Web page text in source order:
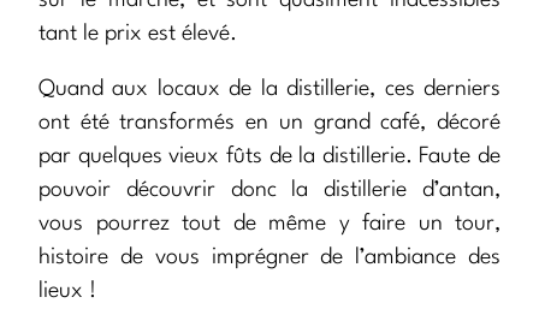
tant le prix est élevé.
Quand aux locaux de la distillerie, ces derniers
ont été transformés en un grand café, décoré
par quelques vieux fûts de la distillerie. Faute de
pouvoir découvrir donc la distillerie d’antan,
vous pourrez tout de même y faire un tour,
histoire de vous imprégner de l’ambiance des
lieux !